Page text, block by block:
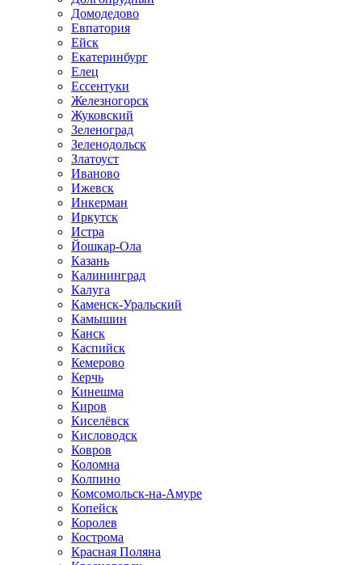
Домодедово
Евпатория
Ейск
Екатеринбург
Елец
Ессентуки
Железногорск
Жуковский
Зеленоград
Зеленодольск
Златоуст
Иваново
Ижевск
Инкерман
Иркутск
Истра
Йошкар-Ола
Казань
Калининград
Калуга
Каменск-Уральский
Камышин
Канск
Каспийск
Кемерово
Керчь
Кинешма
Киров
Киселёвск
Кисловодск
Ковров
Коломна
Колпино
Комсомольск-на-Амуре
Копейск
Королев
Кострома
Красная Поляна